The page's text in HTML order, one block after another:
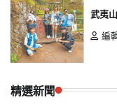
武夷
編
精選新聞